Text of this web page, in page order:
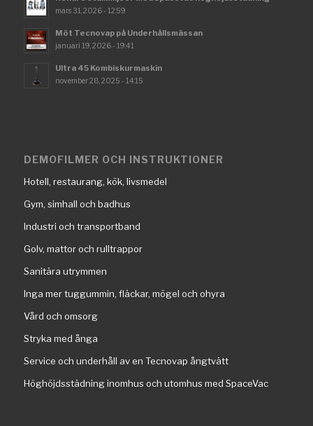
mars 31, 2026 - 12:59
Möt Tecnovap på Underhållsmässan
januari 19, 2026 - 19:41
Ultra 45 Kombiskurmaskin
november 28, 2025 - 14:15
DEMOFILMER OCH INSTRUKTIONER
Hotell, restaurang, kök, livsmedel
Gym, simhall och badhus
Industri och transportband
Golv, mattor och rulltrappor
Sanitära utrymmen
Inga mer tuggummin, fläckar, mögel och ohyra
Vård och omsorg
Stryka med ånga
Service och underhåll av en Tecnovap ångtvätt
Höghöjdsstädning inomhus och utomhus med SpaceVac